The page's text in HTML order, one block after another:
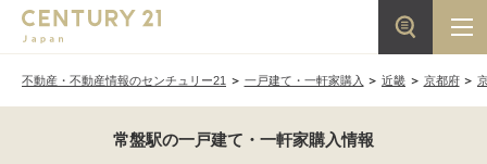
不動産・不動産情報のセンチュリー21 一戸建て・一軒家購入 近畿 京都府
常盤駅の一戸建て・一軒家購入情報